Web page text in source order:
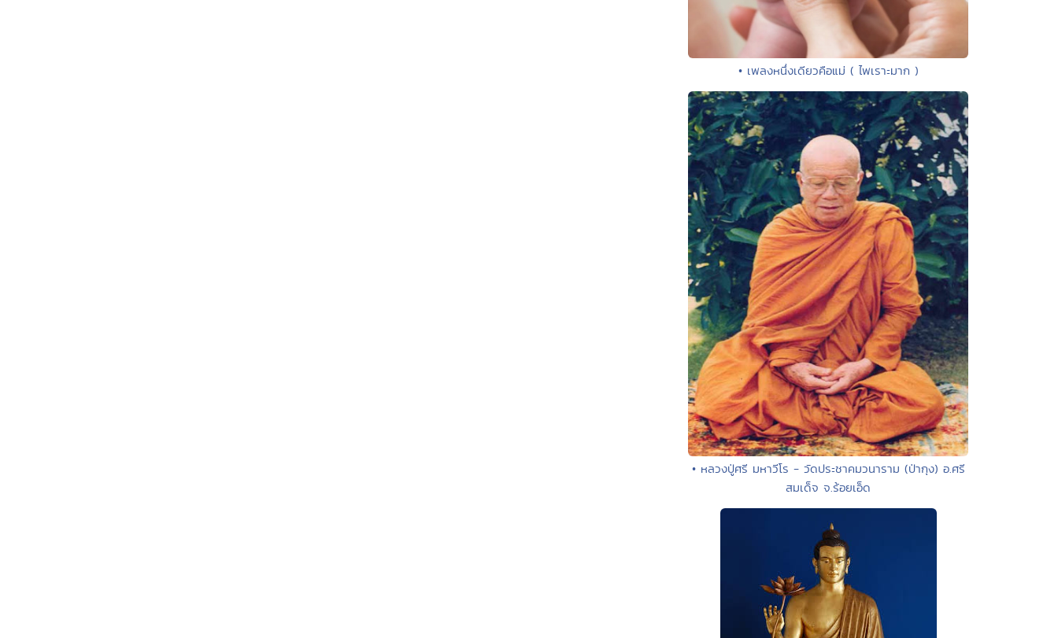
• เพลงหนึ่งเดียวคือแม่ ( ไพเราะมาก )
• หลวงปู่ศรี มหาวีโร - วัดประชาคมวนาราม (ป่ากุง) อ.ศรี
สมเด็จ จ.ร้อยเอ็ด